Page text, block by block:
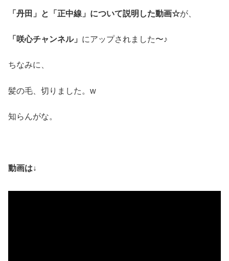
「丹田」と「正中線」について説明した動画☆が、
「咲心チャンネル」 にアップされました〜♪
ちなみに、
髪の毛、切りました。w
知らんがな。
動画は↓